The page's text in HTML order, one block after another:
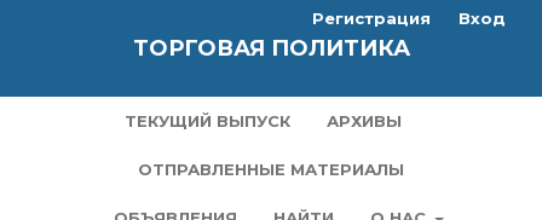
ТОРГОВАЯ ПОЛИТИКА
ТЕКУЩИЙ ВЫПУСК АРХИВЫ
ОТПРАВЛЕННЫЕ МАТЕРИАЛЫ
Регистрация Вход